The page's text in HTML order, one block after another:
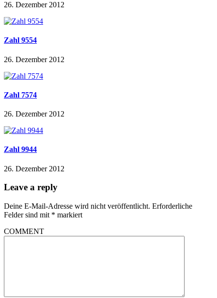
26. Dezember 2012
Zahl 9554
26. Dezember 2012
Zahl 7574
26. Dezember 2012
Zahl 9944
26. Dezember 2012
Leave a reply
Deine E-Mail-Adresse wird nicht veröffentlicht. Erforderliche
Felder sind mit * markiert
COMMENT